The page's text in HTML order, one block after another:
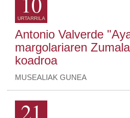
URTARRILA
Antonio Valverde
margolariaren
koadroa
MUSEALIAK GUNEA
21